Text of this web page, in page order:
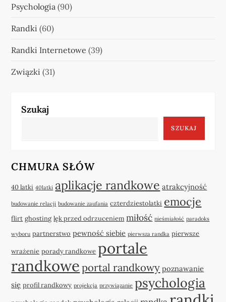
Psychologia (90)
Randki (60)
Randki Internetowe (39)
Związki (31)
Szukaj
SZUKAJ
CHMURA SŁÓW
40 latki 40latki aplikacje randkowe atrakcyjność
budowanie relacji budowanie zaufania czterdziestolatki emocje
flirt ghosting lęk przed odrzuceniem miłość nieśmiałość paradoks
wyboru partnerstwo pewność siebie pierwsza randka pierwsze
wrażenie porady randkowe portale
randkowe portal randkowy poznawanie
się profil randkowy projekcja przywiązanie psychologia